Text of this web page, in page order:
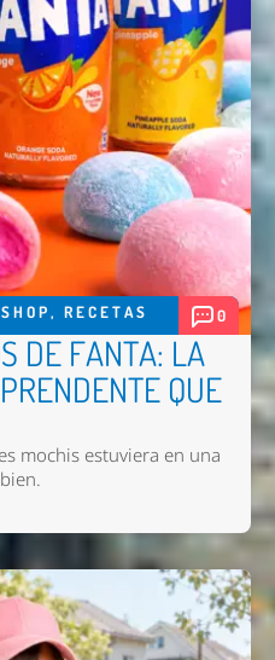
, RECETAS 0
DE FANTA: LA
QUE
mochis estuviera en una